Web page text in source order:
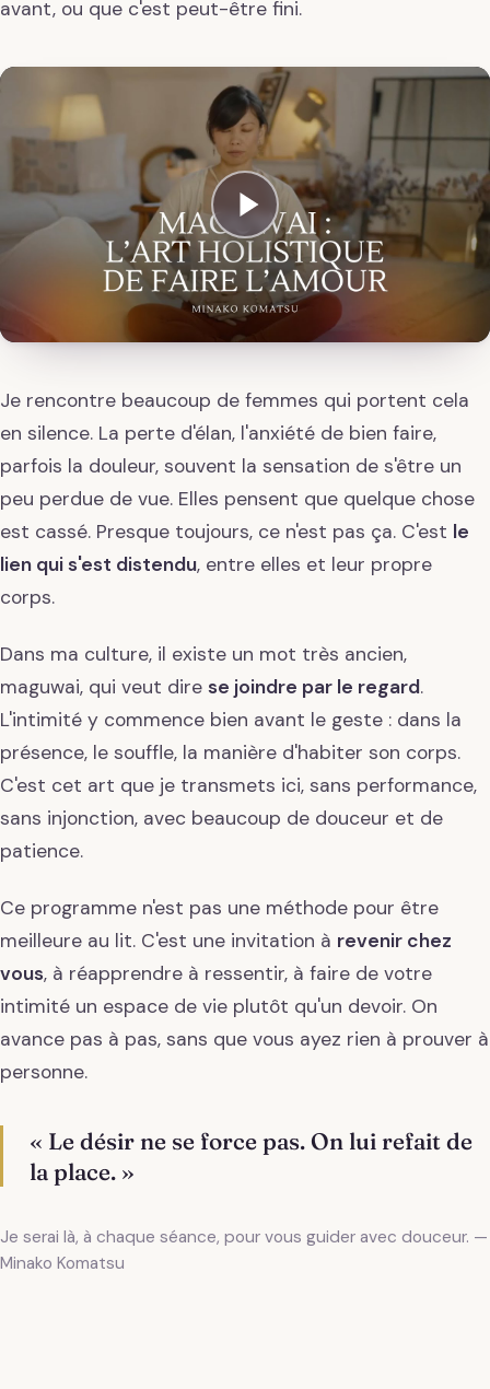
avant, ou que c'est peut-être fini.
Je rencontre beaucoup de femmes qui portent cela
en silence. La perte d'élan, l'anxiété de bien faire,
parfois la douleur, souvent la sensation de s'être un
peu perdue de vue. Elles pensent que quelque chose
est cassé. Presque toujours, ce n'est pas ça. C'est le
lien qui s'est distendu, entre elles et leur propre
corps.
Dans ma culture, il existe un mot très ancien,
maguwai, qui veut dire se joindre par le regard.
L'intimité y commence bien avant le geste : dans la
présence, le souffle, la manière d'habiter son corps.
C'est cet art que je transmets ici, sans performance,
sans injonction, avec beaucoup de douceur et de
patience.
Ce programme n'est pas une méthode pour être
meilleure au lit. C'est une invitation à revenir chez
vous, à réapprendre à ressentir, à faire de votre
intimité un espace de vie plutôt qu'un devoir. On
avance pas à pas, sans que vous ayez rien à prouver à
personne.
« Le désir ne se force pas. On lui refait de
la place. »
Je serai là, à chaque séance, pour vous guider avec douceur. —
Minako Komatsu